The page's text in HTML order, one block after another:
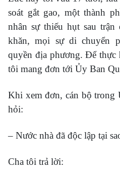
soát gắt gao, một thành
nhân sự thiếu hụt sau
khăn, mọi sự di chuyển
quyền địa phương. Để thực
tôi mang đơn tới Ủy Ban
Khi xem đơn, cán bộ trong
hỏi:
– Nước nhà đã độc lập tại
Cha tôi trả lời: